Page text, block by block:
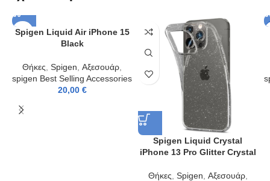
Spigen Liquid Air iPhone 15
Black
Θήκες Spigen Αξεσουάρ
spigen Best Selling Accessories
20,00 €
Spigen Liquid Crystal
iPhone 13 Pro Glitter Crystal
Θήκες Spigen Αξεσουάρ,